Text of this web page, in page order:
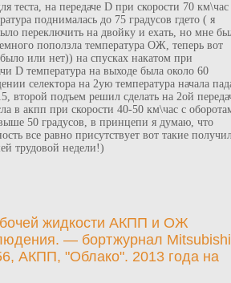
теста, на передаче D при скорости 70
поднималась до 75 градусов гдето ( я
переключить на двойку и ехать, но мне
поползла температура ОЖ, теперь вот
или нет)) на спусках накатом при
D температура на выходе была около 60
селектора на 2ую температура начала
второй подъем решил сделать на 2ой
в акпп при скорости 40-50 км\час с
50 градусов, в принцепи я думаю, что
все равно присутствует вот такие
трудовой недели!)
жидкости АКПП и ОЖ
— бортжурнал Mitsubishi
АКПП, "Облако". 2013 года на